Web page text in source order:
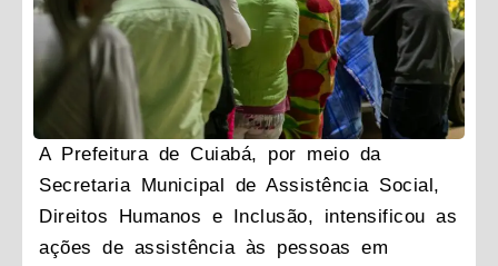
A Prefeitura de Cuiabá, por meio da
Secretaria Municipal de Assistência Social,
Direitos Humanos e Inclusão, intensificou as
ações de assistência às pessoas em